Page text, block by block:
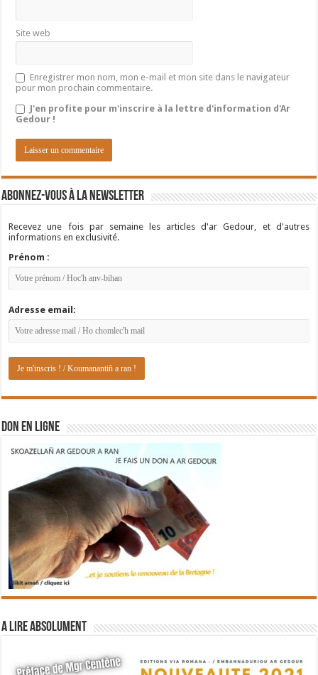
Site web
Enregistrer mon nom, mon e-mail et mon site dans le navigateur
pour mon prochain commentaire.
J'en profite pour m'inscrire à la lettre d'information d'Ar
Gedour !
Abonnez-vous à la newsletter
Recevez une fois par semaine les articles d'ar Gedour, et d'autres
informations en exclusivité.
Prénom :
Adresse email:
DON EN LIGNE
A lire absolument